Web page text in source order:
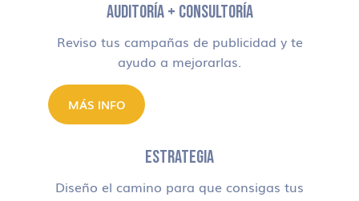
AUDITORÍA + CONSULTORÍA
Reviso tus campañas de publicidad y te
ayudo a mejorarlas.
MÁS INFO
ESTRATEGIA
Diseño el camino para que consigas tus